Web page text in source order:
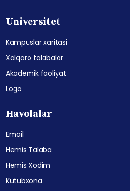
Universitet
Kampuslar xaritasi
Xalqaro talabalar
Akademik faoliyat
Logo
Havolalar
Email
Hemis Talaba
Hemis Xodim
Kutubxona